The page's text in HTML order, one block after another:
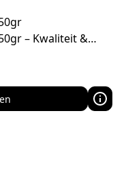
– Kwaliteit &…